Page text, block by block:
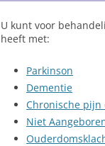
Aanmeldformulier
U kunt voor
heeft met:
Parkinson
Dementie
Chronische pijn
Niet